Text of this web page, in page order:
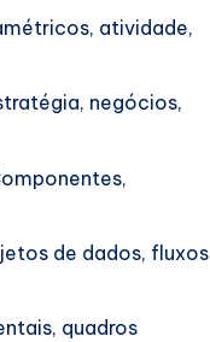
atividade,
negócios,
de dados, fluxos
quadros